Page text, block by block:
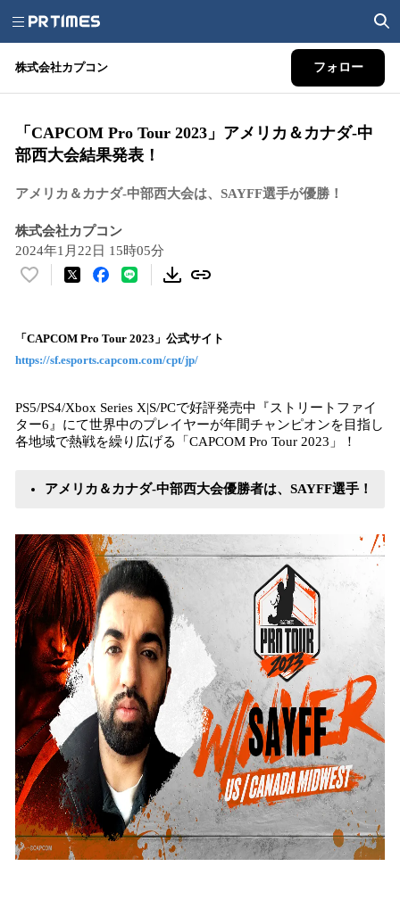
株式会社カプコン フォロー
「CAPCOM Pro Tour 2023」アメリカ＆カナダ-中
部西大会結果発表！
アメリカ＆カナダ-中部西大会は、SAYFF選手が優勝！
株式会社カプコン
2024年1月22日 15時05分
い
！
数
み
込
み
で
「CAPCOM Pro Tour 2023」公式サイト
https://sf.esports.capcom.com/cpt/jp/
PS5/PS4/Xbox Series X|S/PCで好評発売中『ストリートファイ
ター6』にて世界中のプレイヤーが年間チャンピオンを目指し
各地域で熱戦を繰り広げる「CAPCOM Pro Tour 2023」！
アメリカ＆カナダ-中部西大会優勝者は、SAYFF選手！